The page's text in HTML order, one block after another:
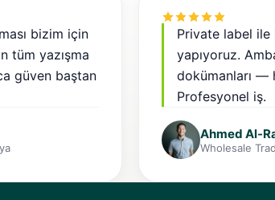
bizim için
tüm yazışma
güven baştan
Private label ile
yapıyoruz.
dokümanları —
Profesyonel iş.
Ahmed Al-
Wholesale